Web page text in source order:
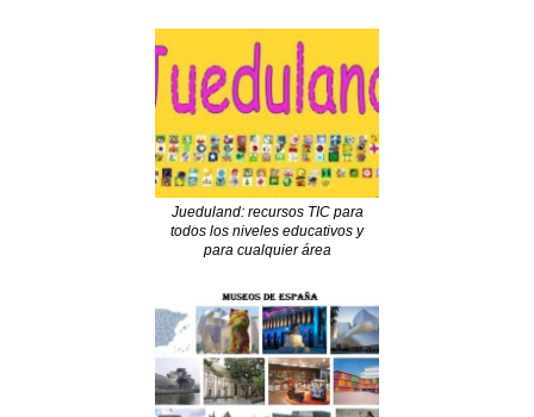
Jueduland: recursos TIC para
todos los niveles educativos y
para cualquier área